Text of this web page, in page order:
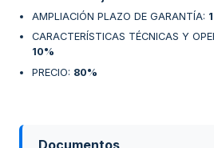
AMPLIACIÓN PLAZO DE GARANTÍA:
CARACTERÍSTICAS TÉCNICAS Y
10%
PRECIO: 80%
Documentos